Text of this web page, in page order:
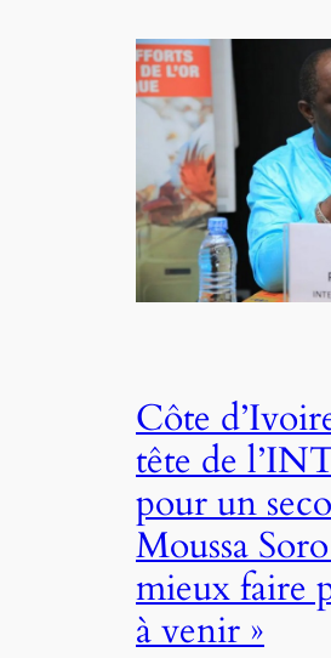
Côte
tête de
pour un
Moussa
mieux faire
à venir »